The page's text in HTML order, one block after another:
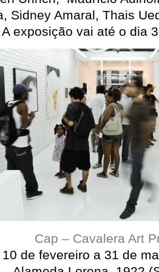
Sidney Amaral, Thais
A exposição vai até o dia
Cap – Cavalera Art
10 de fevereiro a 31 de